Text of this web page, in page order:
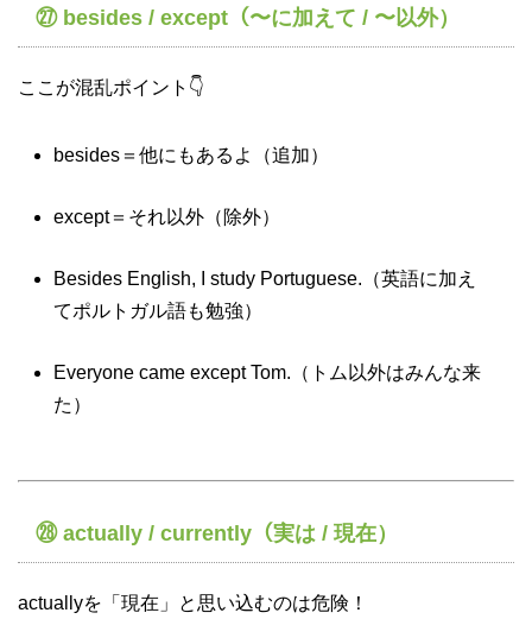
㉗ besides / except（〜に加えて / 〜以外）
ここが混乱ポイント👇
besides＝他にもあるよ（追加）
except＝それ以外（除外）
Besides English, I study Portuguese.（英語に加え
てポルトガル語も勉強）
Everyone came except Tom.（トム以外はみんな来
た）
㉘ actually / currently（実は / 現在）
actuallyを「現在」と思い込むのは危険！